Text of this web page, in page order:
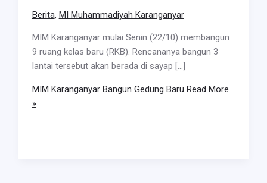
Berita, MI Muhammadiyah Karanganyar
MIM Karanganyar mulai Senin (22/10) membangun
9 ruang kelas baru (RKB). Rencananya bangun 3
lantai tersebut akan berada di sayap […]
MIM Karanganyar Bangun Gedung Baru Read More
»